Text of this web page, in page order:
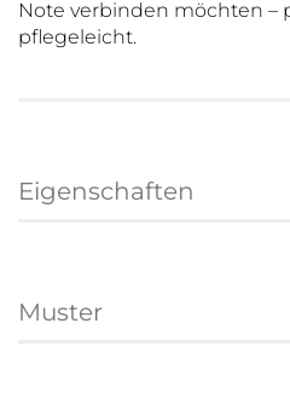
Note verbinden möchten –
pflegeleicht.
Eigenschaften
Muster